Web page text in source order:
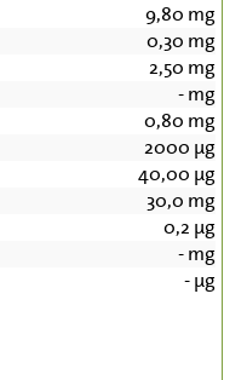
9,80 mg
0,30 mg
2,50 mg
-mg
0,80 mg
2000 µg
40,00 µg
30,0 mg
0,2 µg
-mg
-µg